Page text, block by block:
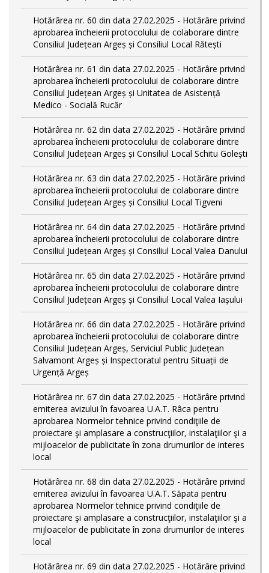
Hotărârea nr. 60 din data 27.02.2025 - Hotărâre privind
aprobarea încheierii protocolului de colaborare dintre
Consiliul Județean Argeș și Consiliul Local Rătești
Hotărârea nr. 61 din data 27.02.2025 - Hotărâre privind
aprobarea încheierii protocolului de colaborare dintre
Consiliul Județean Argeș și Unitatea de Asistență
Medico - Socială Rucăr
Hotărârea nr. 62 din data 27.02.2025 - Hotărâre privind
aprobarea încheierii protocolului de colaborare dintre
Consiliul Județean Argeș și Consiliul Local Schitu Golești
Hotărârea nr. 63 din data 27.02.2025 - Hotărâre privind
aprobarea încheierii protocolului de colaborare dintre
Consiliul Județean Argeș și Consiliul Local Tigveni
Hotărârea nr. 64 din data 27.02.2025 - Hotărâre privind
aprobarea încheierii protocolului de colaborare dintre
Consiliul Județean Argeș și Consiliul Local Valea Danului
Hotărârea nr. 65 din data 27.02.2025 - Hotărâre privind
aprobarea încheierii protocolului de colaborare dintre
Consiliul Județean Argeș și Consiliul Local Valea Iașului
Hotărârea nr. 66 din data 27.02.2025 - Hotărâre privind
aprobarea încheierii protocolului de colaborare dintre
Consiliul Județean Argeș, Serviciul Public Județean
Salvamont Argeș și Inspectoratul pentru Situații de
Urgență Argeș
Hotărârea nr. 67 din data 27.02.2025 - Hotărâre privind
emiterea avizului în favoarea U.A.T. Râca pentru
aprobarea Normelor tehnice privind condiţiile de
proiectare şi amplasare a construcţiilor, instalaţiilor şi a
mijloacelor de publicitate în zona drumurilor de interes
local
Hotărârea nr. 68 din data 27.02.2025 - Hotărâre privind
emiterea avizului în favoarea U.A.T. Săpata pentru
aprobarea Normelor tehnice privind condiţiile de
proiectare şi amplasare a construcţiilor, instalaţiilor şi a
mijloacelor de publicitate în zona drumurilor de interes
local
Hotărârea nr. 69 din data 27.02.2025 - Hotărâre privind